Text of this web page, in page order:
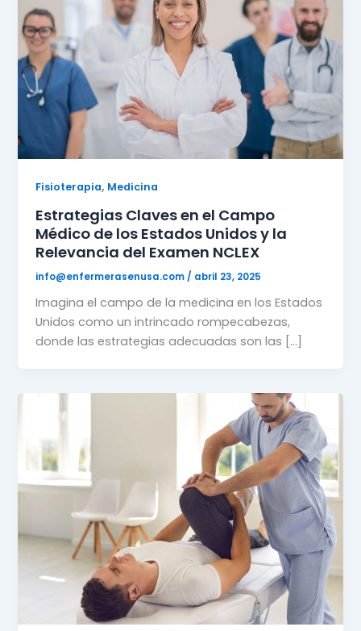
Fisioterapia, Medicina
Estrategias Claves en el Campo
Médico de los Estados Unidos y la
Relevancia del Examen NCLEX
info@enfermerasenusa.com / abril 23, 2025
Imagina el campo de la medicina en los Estados
Unidos como un intrincado rompecabezas,
donde las estrategias adecuadas son las […]